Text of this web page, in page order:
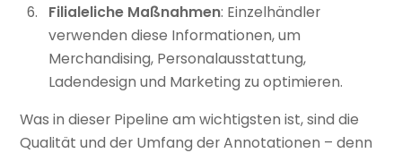
Filialeliche Maßnahmen: Einzelhändler
verwenden diese Informationen, um
Merchandising, Personalausstattung,
Ladendesign und Marketing zu optimieren.
Was in dieser Pipeline am wichtigsten ist, sind die
Qualität und der Umfang der Annotationen – denn